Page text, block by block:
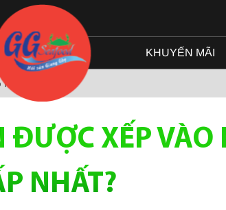
KHUYẾN MÃI
XẾP VÀO
NHẤT?